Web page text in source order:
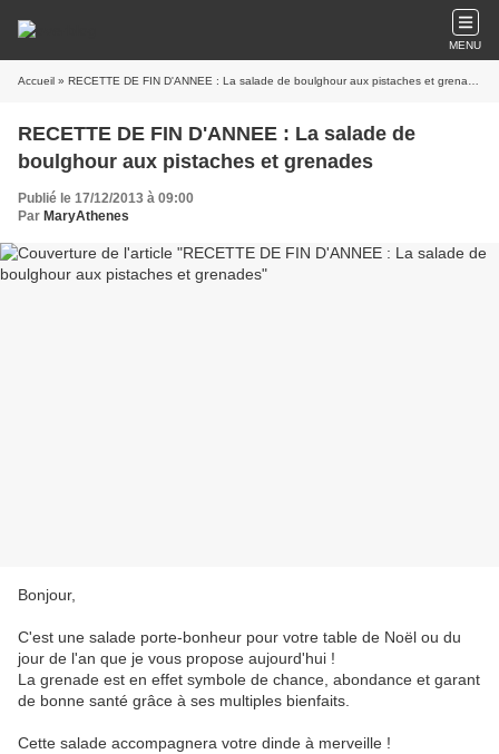
MENU
Accueil » RECETTE DE FIN D'ANNEE : La salade de boulghour aux pistaches et grenades
RECETTE DE FIN D'ANNEE : La salade de
boulghour aux pistaches et grenades
Publié le 17/12/2013 à 09:00
Par MaryAthenes
Bonjour,
C'est une salade porte-bonheur pour votre table de Noël ou du
jour de l'an que je vous propose aujourd'hui !
La grenade est en effet symbole de chance, abondance et garant
de bonne santé grâce à ses multiples bienfaits.
Cette salade accompagnera votre dinde à merveille !